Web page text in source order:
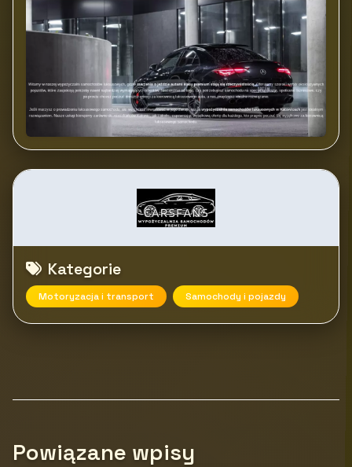
Kategorie
Motoryzacja i transport Samochody i pojazdy
Powiązane wpisy